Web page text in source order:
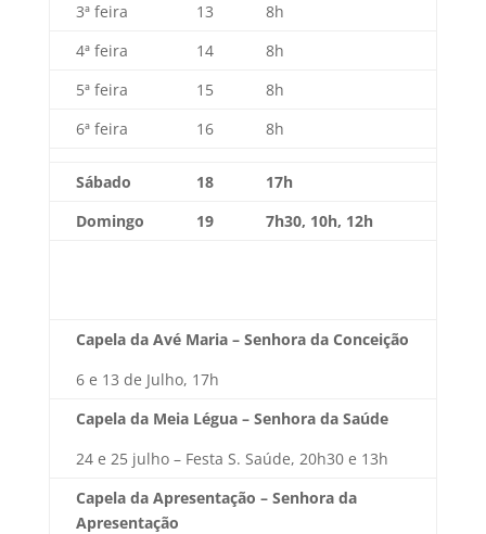
3ª feira 13
8h
4ª feira
14
8h
5ª feira
15
8h
6ª feira
16 8h
Sábado 18
17h
Domingo
19 7h30, 10h, 12h
Capela da Avé Maria – Senhora da Conceição
6 e 13 de Julho, 17h
Capela da Meia Légua – Senhora da Saúde
24 e 25 julho – Festa S. Saúde, 20h30 e 13h
Capela da Apresentação – Senhora da
Apresentação